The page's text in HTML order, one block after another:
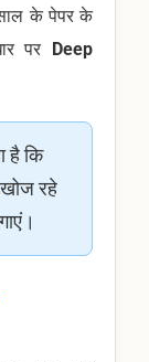
के पेपर के
पर Deep
है कि
खोज रहे